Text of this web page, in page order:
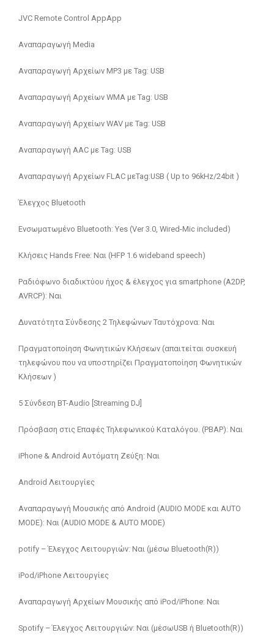
JVC Remote Control AppApp
Αναπαραγωγή Media
Αναπαραγωγή Αρχείων MP3 με Tag: USB
Αναπαραγωγή Αρχείων WMA με Tag: USB
Αναπαραγωγή Αρχείων WAV με Tag: USB
Αναπαραγωγή AAC με Tag: USB
Αναπαραγωγή Αρχείων FLAC μεTag:USB ( Up to 96kHz/24bit )
Έλεγχος Bluetooth
Ενσωματωμένο Bluetooth: Yes (Ver 3.0, Wired-Mic included)
Κλήσεις Hands Free: Ναι (HFP 1.6 wideband speech)
Ραδιόφωνο διαδικτύου ήχος & έλεγχος για smartphone (A2DP,
AVRCP): Ναι
Δυνατότητα Σύνδεσης 2 Τηλεφώνων Ταυτόχρονα: Ναι
Πραγματοποίηση Φωνητικών Κλήσεων (απαιτείται συσκευή
τηλεφώνου που να υποστηρίζει Πραγματοποίηση Φωνητικών
Κλήσεων )
5 Σύνδεση BT-Audio [Streaming DJ]
Πρόσβαση στις Επαφές Τηλεφωνικού Καταλόγου. (PBAP): Ναι
iPhone & Android Αυτόματη Ζεύξη: Ναι
Android Λειτουργίες
Αναπαραγωγή Μουσικής από Android (AUDIO MODE και AUTO
MODE): Ναι (AUDIO MODE & AUTO MODE)
potify – Έλεγχος Λειτουργιών: Ναι (μέσω Bluetooth(R))
iPod/iPhone Λειτουργίες
Αναπαραγωγή Αρχείων Μουσικής από iPod/iPhone: Ναι
Spotify – Έλεγχος Λειτουργιών: Ναι (μέσωUSB ή Bluetooth(R))